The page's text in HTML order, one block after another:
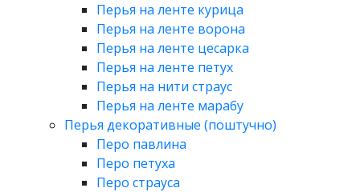
Перья на ленте курица
Перья на ленте ворона
Перья на ленте цесарка
Перья на ленте петух
Перья на нити страус
Перья на ленте марабу
Перья декоративные (поштучно)
Перо павлина
Перо петуха
Перо страуса